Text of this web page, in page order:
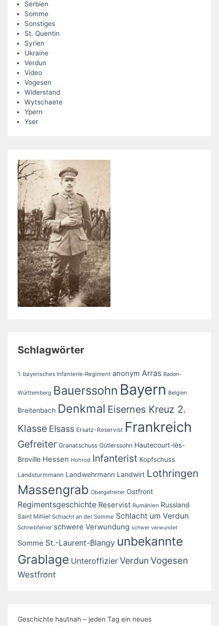
Serbien
Somme
Sonstiges
St. Quentin
Syrien
Ukraine
Verdun
Video
Vogesen
Widerstand
Wytschaete
Ypern
Yser
Schlagwörter
1. bayerisches Infanterie-Regiment anonym Arras Baden-
Württemberg Bauerssohn Bayern Belgien
Breitenbach Denkmal Eisernes Kreuz 2.
Klasse Elsass Ersatz-Reservist Frankreich
Gefreiter Granatschuss Gütlerssohn Hautecourt-lès-
Broville Hessen Hohrod Infanterist Kopfschuss
Landsturmmann Landwehrmann Landwirt Lothringen
Massengrab Obergefreiter Ostfront
Regimentsgeschichte Reservist Rumänien Russland
Saint Mihiel Schlacht an der Somme Schlacht um Verdun
Schreibfehler schwere Verwundung schwer verwundet
Somme St.-Laurent-Blangy unbekannte
Grablage Unteroffizier Verdun Vogesen
Westfront
Geschichte hautnah – jeden Tag ein neues